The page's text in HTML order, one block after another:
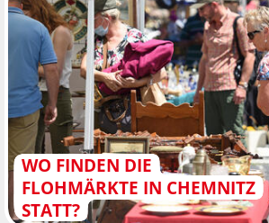
WO FINDEN DIE
FLOHMÄRKTE IN CHEMNITZ
STATT?